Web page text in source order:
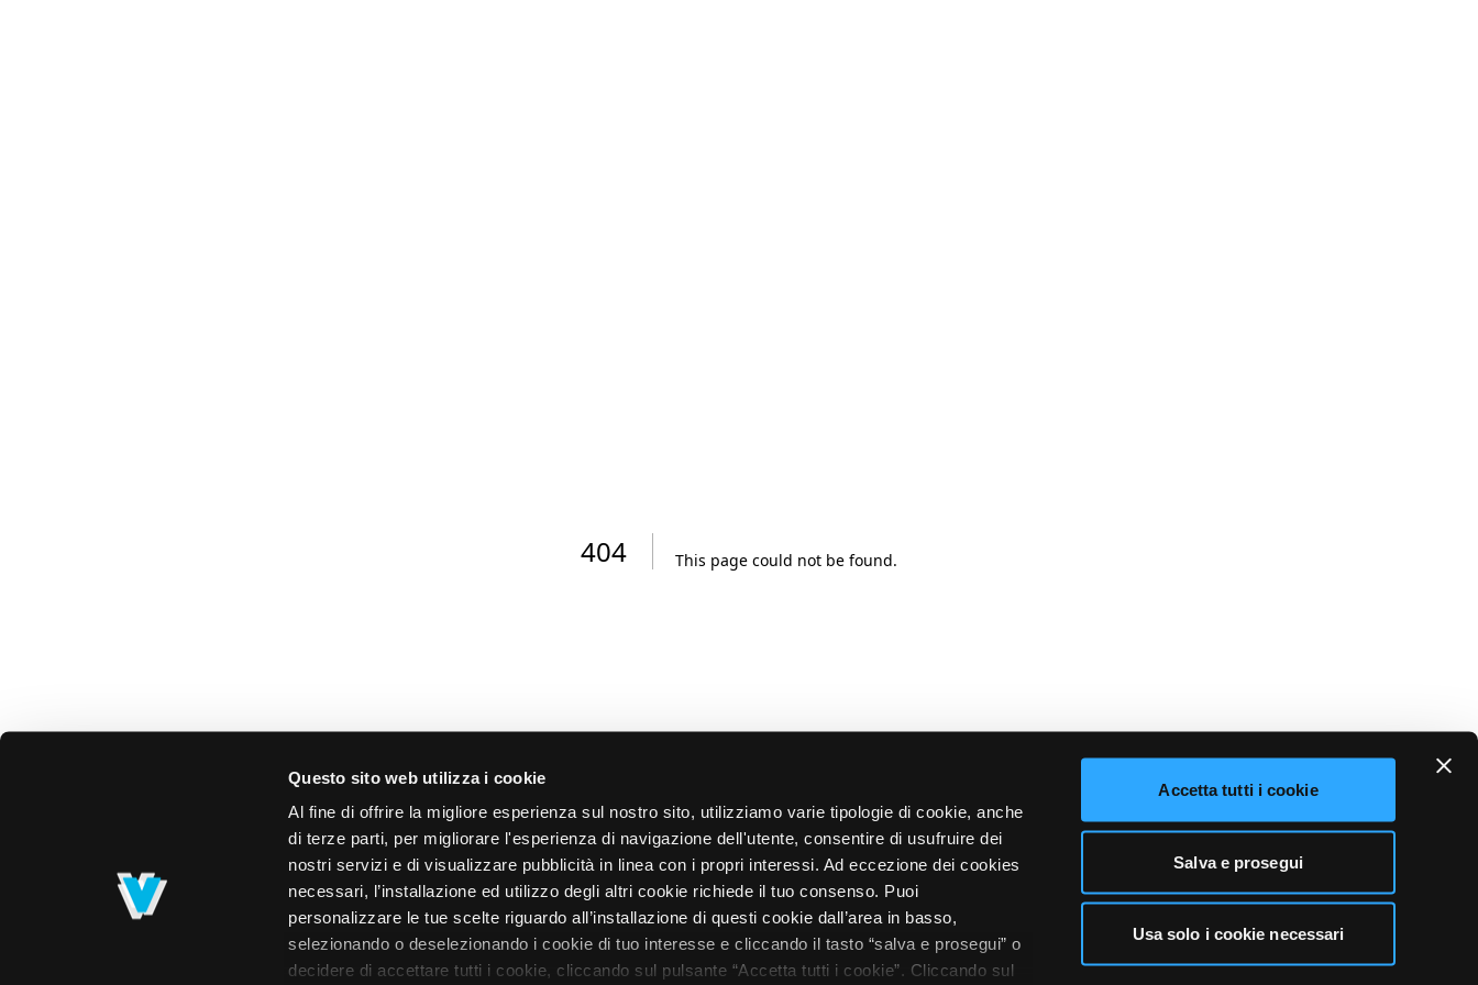
Questo sito web utilizza i cookie
Al fine di offrire la migliore esperienza sul nostro sito, utilizziamo varie tipologie di cookie, anche
di terze parti, per migliorare l'esperienza di navigazione dell'utente, consentire di usufruire dei
nostri servizi e di visualizzare pubblicità in linea con i propri interessi. Ad eccezione dei cookies
necessari, l’installazione ed utilizzo degli altri cookie richiede il tuo consenso. Puoi
personalizzare le tue scelte riguardo all’installazione di questi cookie dall’area in basso,
selezionando o deselezionando i cookie di tuo interesse e cliccando il tasto “salva e prosegui” o
decidere di accettare tutti i cookie, cliccando sul pulsante “Accetta tutti i cookie”. Cliccando sul
Accetta tutti i cookie
Salva e prosegui
Usa solo i cookie necessari
404 This page could not be found.